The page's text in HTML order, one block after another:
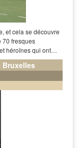
et cela se découvre
70 fresques
héroïnes qui ont…
Bruxelles